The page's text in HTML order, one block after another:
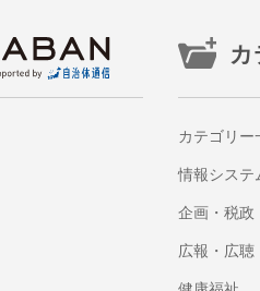
カ
カテゴリー
情報システ
企画・税政
広報・広聴